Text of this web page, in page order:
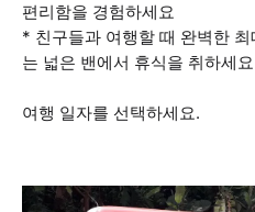
편리함을 경험하세요
* 친구들과 여행할 때 완벽한
는 넓은 밴에서 휴식을 취하세요
여행 일자를 선택하세요.